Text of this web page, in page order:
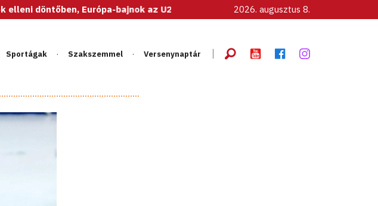
Európa-bajnok az U20-as női válogatott! 2026. augusztus 8.
Sportágak Szakszemmel Versenynaptár